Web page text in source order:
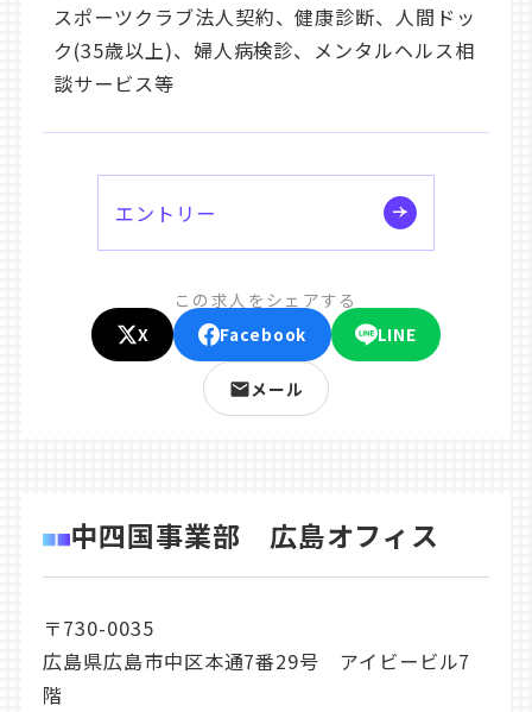
スポーツクラブ法人契約、健康診断、人間ドッ
ク(35歳以上)、婦人病検診、メンタルヘルス相
談サービス等
エントリー
この求人をシェアする
X
Facebook LINE
メール
中四国事業部 広島オフィス
〒730-0035
広島県広島市中区本通7番29号 アイビービル7
階